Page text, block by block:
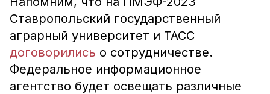
Ставропольский государственный
аграрный университет и ТАСС
договорились о сотрудничестве.
Федеральное информационное
агентство будет освещать различные